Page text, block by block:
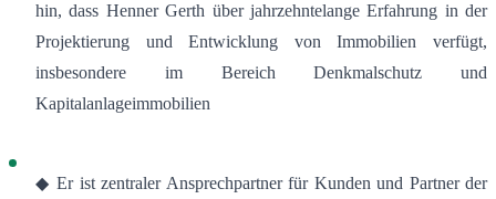
hin, dass Henner Gerth über jahrzehntelange Erfahrung in der
Projektierung und Entwicklung von Immobilien verfügt,
insbesondere im Bereich Denkmalschutz und
Kapitalanlageimmobilien
◆ Er ist zentraler Ansprechpartner für Kunden und Partner der